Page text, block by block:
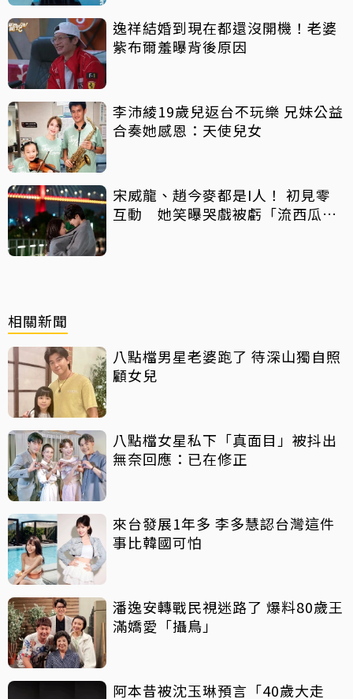
逸祥結婚到現在都還沒開機！老婆
紫布爾羞曝背後原因
李沛綾19歲兒返台不玩樂 兄妹公益
合奏她感恩：天使兒女
宋威龍、趙今麥都是I人！ 初見零
互動 她笑曝哭戲被虧「流西瓜
相關新聞
八點檔男星老婆跑了 待深山獨自照
顧女兒
八點檔女星私下「真面目」被抖出
無奈回應：已在修正
來台發展1年多 李多慧認台灣這件
事比韓國可怕
潘逸安轉戰民視迷路了 爆料80歲王
滿嬌愛「攝鳥」
阿本昔被沈玉琳預言「40歲大走